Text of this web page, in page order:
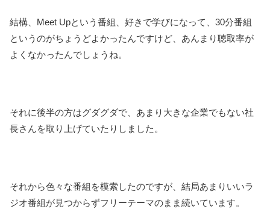
結構、Meet Upという番組、好きで学びになって、30分番組
というのがちょうどよかったんですけど、あんまり聴取率が
よくなかったんでしょうね。
それに後半の方はグダグダで、あまり大きな企業でもない社
長さんを取り上げていたりしました。
それから色々な番組を模索したのですが、結局あまりいいラ
ジオ番組が見つからずフリーテーマのまま続いています。